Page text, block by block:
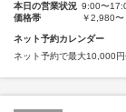
本日の営業状況 9:00〜
価格帯
￥2,980
ネット予約カレンダー
ネット予約で最大10,000